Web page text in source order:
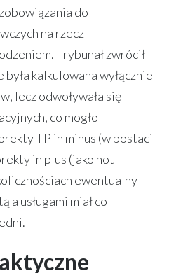
do
na rzecz
Trybunał zwrócił
kalkulowana wyłącznie
lecz odwoływała się
co mogło
TP in minus (w postaci
in plus (jako not
ewentualny
a usługami miał co